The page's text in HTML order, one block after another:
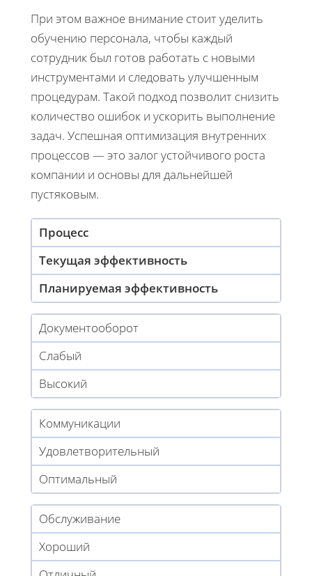
При этом важное внимание стоит уделить
обучению персонала, чтобы каждый
сотрудник был готов работать с новыми
инструментами и следовать улучшенным
процедурам. Такой подход позволит снизить
количество ошибок и ускорить выполнение
задач. Успешная оптимизация внутренних
процессов — это залог устойчивого роста
компании и основы для дальнейшей
пустяковым.
Процесс
Текущая эффективность
Планируемая эффективность
Документооборот
Слабый
Высокий
Коммуникации
Удовлетворительный
Оптимальный
Обслуживание
Хороший